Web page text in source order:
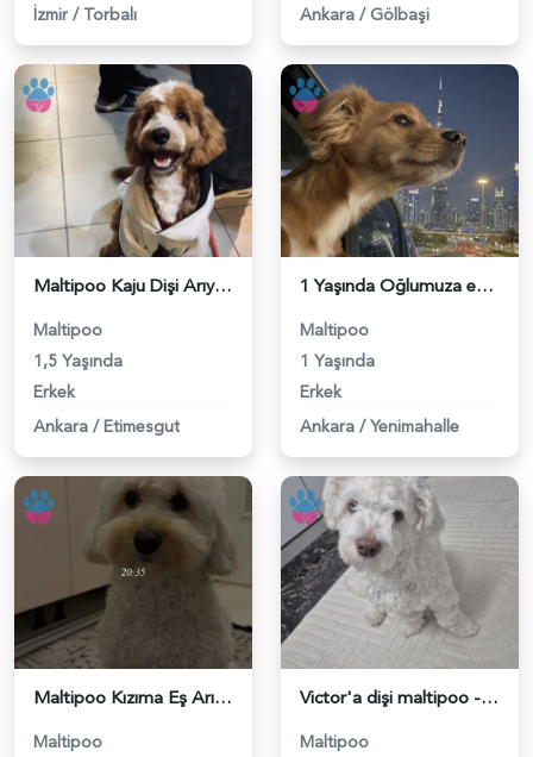
İzmir / Torbalı Ankara / Gölbaşi
Maltipoo Kaju Dişi Arıyor - 118984214
Maltipoo
1,5 Yaşında
Erkek
Ankara / Etimesgut
1 Yaşında Oğlumuza eş arıyoruz - 118984125
Maltipoo
1 Yaşında
Erkek
Ankara / Yenimahalle
Maltipoo Kızıma Eş Arıyorum - 118984134
Maltipoo
Victor'a dişi maltipoo - 118983876
Maltipoo